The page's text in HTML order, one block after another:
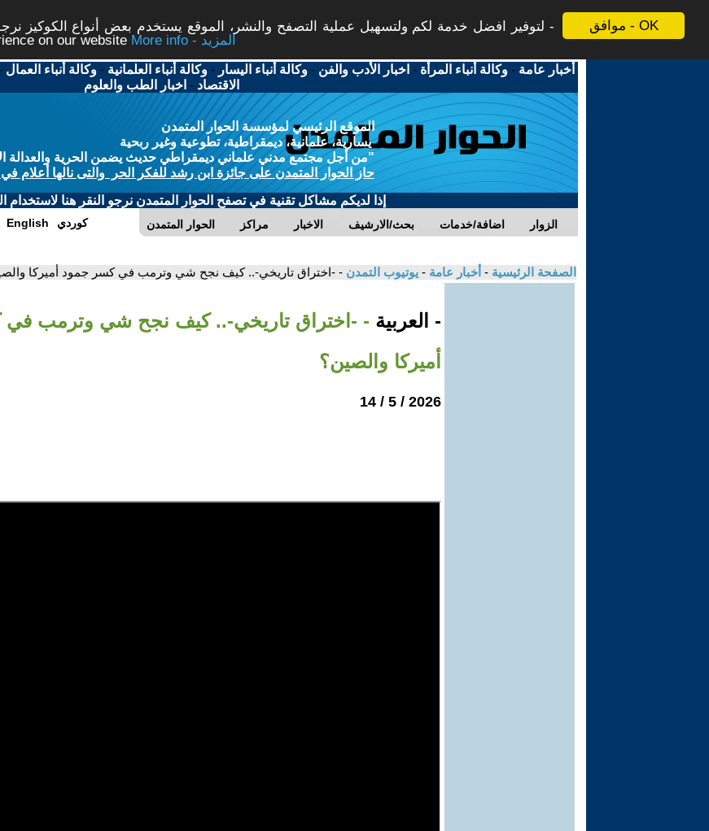
موافق - OK
لتوفير افضل خدمة لكم ولتسهيل عملية التصفح والنشر، الموقع يستخدم بعض أنواع الكوكيز
on our website
More info - المزيد
أخبار عامة -وكالة أنباء المرأة - اخبار الأدب والفن -وكالة أنباء اليسار -وكالة أنباء العلمانية -وكالة أنباء العمال
الاقتصاد - اخبار الطب والعلوم
الموقع الرئيسي لمؤسسة الحوار المتمدن
يسارية، علمانية، ديمقراطية، تطوعية وغير ربحية
"من أجل مجتمع مدني علماني ديمقراطي حديث يضمن الحرية والعدالة
حاز الحوار المتمدن على جائزة ابن رشد للفكر الحر والتى نالها أعلام في
إذا لديكم مشاكل تقنية في تصفح الحوار المتمدن نرجو النقر هنا لاستخدام
الحوار المتمدن مراكز الاخبار بحث/الارشيف اضافة/خدمات الزوار English كوردي
الصفحة الرئيسية - أخبار عامة - يوتيوب التمدن - -اختراق تاريخي-.. كيف نجح شي وترمب في كسر جمود أميركا
- العربية - -اختراق تاريخي-.. كيف نجح شي وترمب
أميركا والصين؟
2026 / 5 / 14